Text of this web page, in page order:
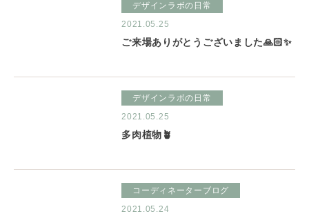
2021.05.25
デザインラボの日常
ご来場ありがとうございました🙏🏻✨
2021.05.25
デザインラボの日常
多肉植物🪴
2021.05.24
コーディネーターブログ